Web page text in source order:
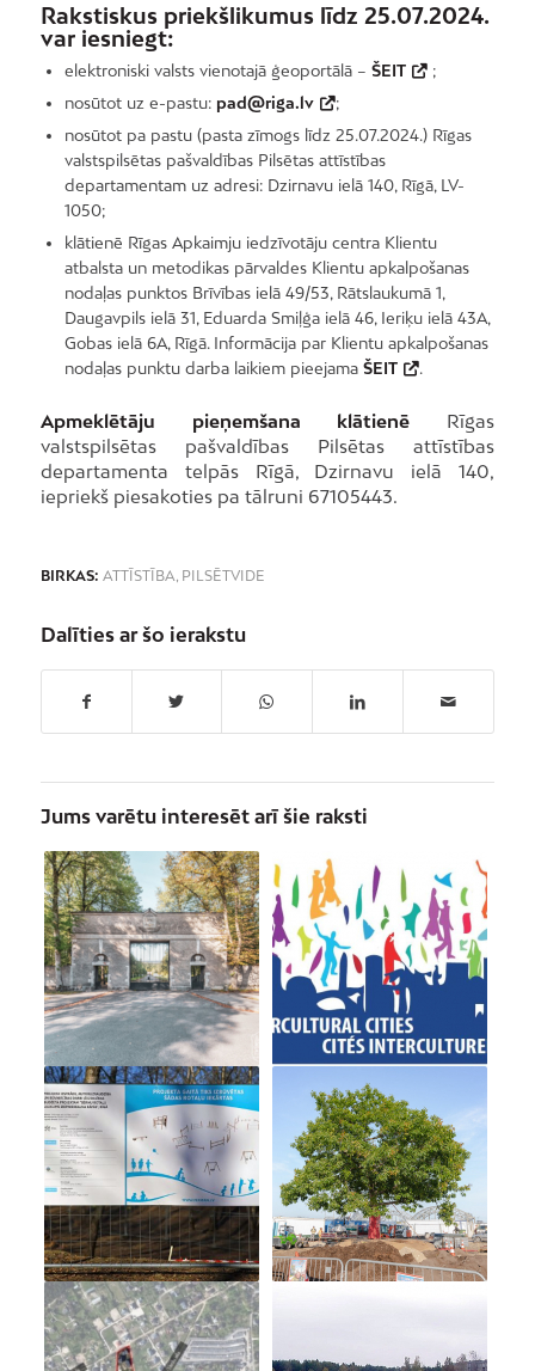
Rakstiskus priekšlikumus līdz 25.07.2024.
var iesniegt:
elektroniski valsts vienotajā ģeoportālā – ŠEIT
;
nosūtot uz e-pastu: pad@riga.lv
;
nosūtot pa pastu (pasta zīmogs līdz 25.07.2024.) Rīgas
valstspilsētas pašvaldības Pilsētas attīstības
departamentam uz adresi: Dzirnavu ielā 140, Rīgā, LV-
1050;
klātienē Rīgas Apkaimju iedzīvotāju centra Klientu
atbalsta un metodikas pārvaldes Klientu apkalpošanas
nodaļas punktos Brīvības ielā 49/53, Rātslaukumā 1,
Daugavpils ielā 31, Eduarda Smiļģa ielā 46, Ieriķu ielā 43A,
Gobas ielā 6A, Rīgā. Informācija par Klientu apkalpošanas
nodaļas punktu darba laikiem pieejama ŠEIT .
Apmeklētāju pieņemšana klātienē Rīgas
valstspilsētas pašvaldības Pilsētas attīstības
departamenta telpās Rīgā, Dzirnavu ielā 140,
iepriekš piesakoties pa tālruni 67105443.
BIRKAS: ATTĪSTĪBA, PILSĒTVIDE
Dalīties ar šo ierakstu
Jums varētu interesēt arī šie raksti